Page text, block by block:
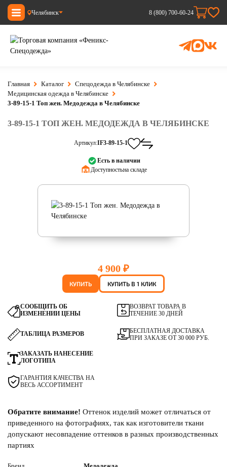
Челябинск 8 (800) 700-60-24
Главная Каталог
Спецодежда в Челябинске
Медицинская одежда в Челябинске
3-89-15-1 Топ жен. Медодежда в Челябинске
3-89-15-1 ТОП ЖЕН. МЕДОДЕЖДА В ЧЕЛЯБИНСКЕ
Артикул:IF3-89-15-1
Есть в наличии
Доступность:на складе
4 900 ₽
КУПИТЬ КУПИТЬ В 1 КЛИК
СООБЩИТЬ ОБ
ИЗМЕНЕНИИ ЦЕНЫ
ВОЗВРАТ ТОВАРА В
ТЕЧЕНИЕ 30 ДНЕЙ
ТАБЛИЦА РАЗМЕРОВ
ЗАКАЗАТЬ НАНЕСЕНИЕ
ЛОГОТИПА
ГАРАНТИЯ КАЧЕСТВА НА
ВЕСЬ АССОРТИМЕНТ
БЕСПЛАТНАЯ ДОСТАВКА
ПРИ ЗАКАЗЕ ОТ 30 000 РУБ.
Обратите внимание! Оттенок изделий может отличаться от
приведенного на фотографиях, так как изготовители ткани
допускают несовпадение оттенков в разных производственных
партиях